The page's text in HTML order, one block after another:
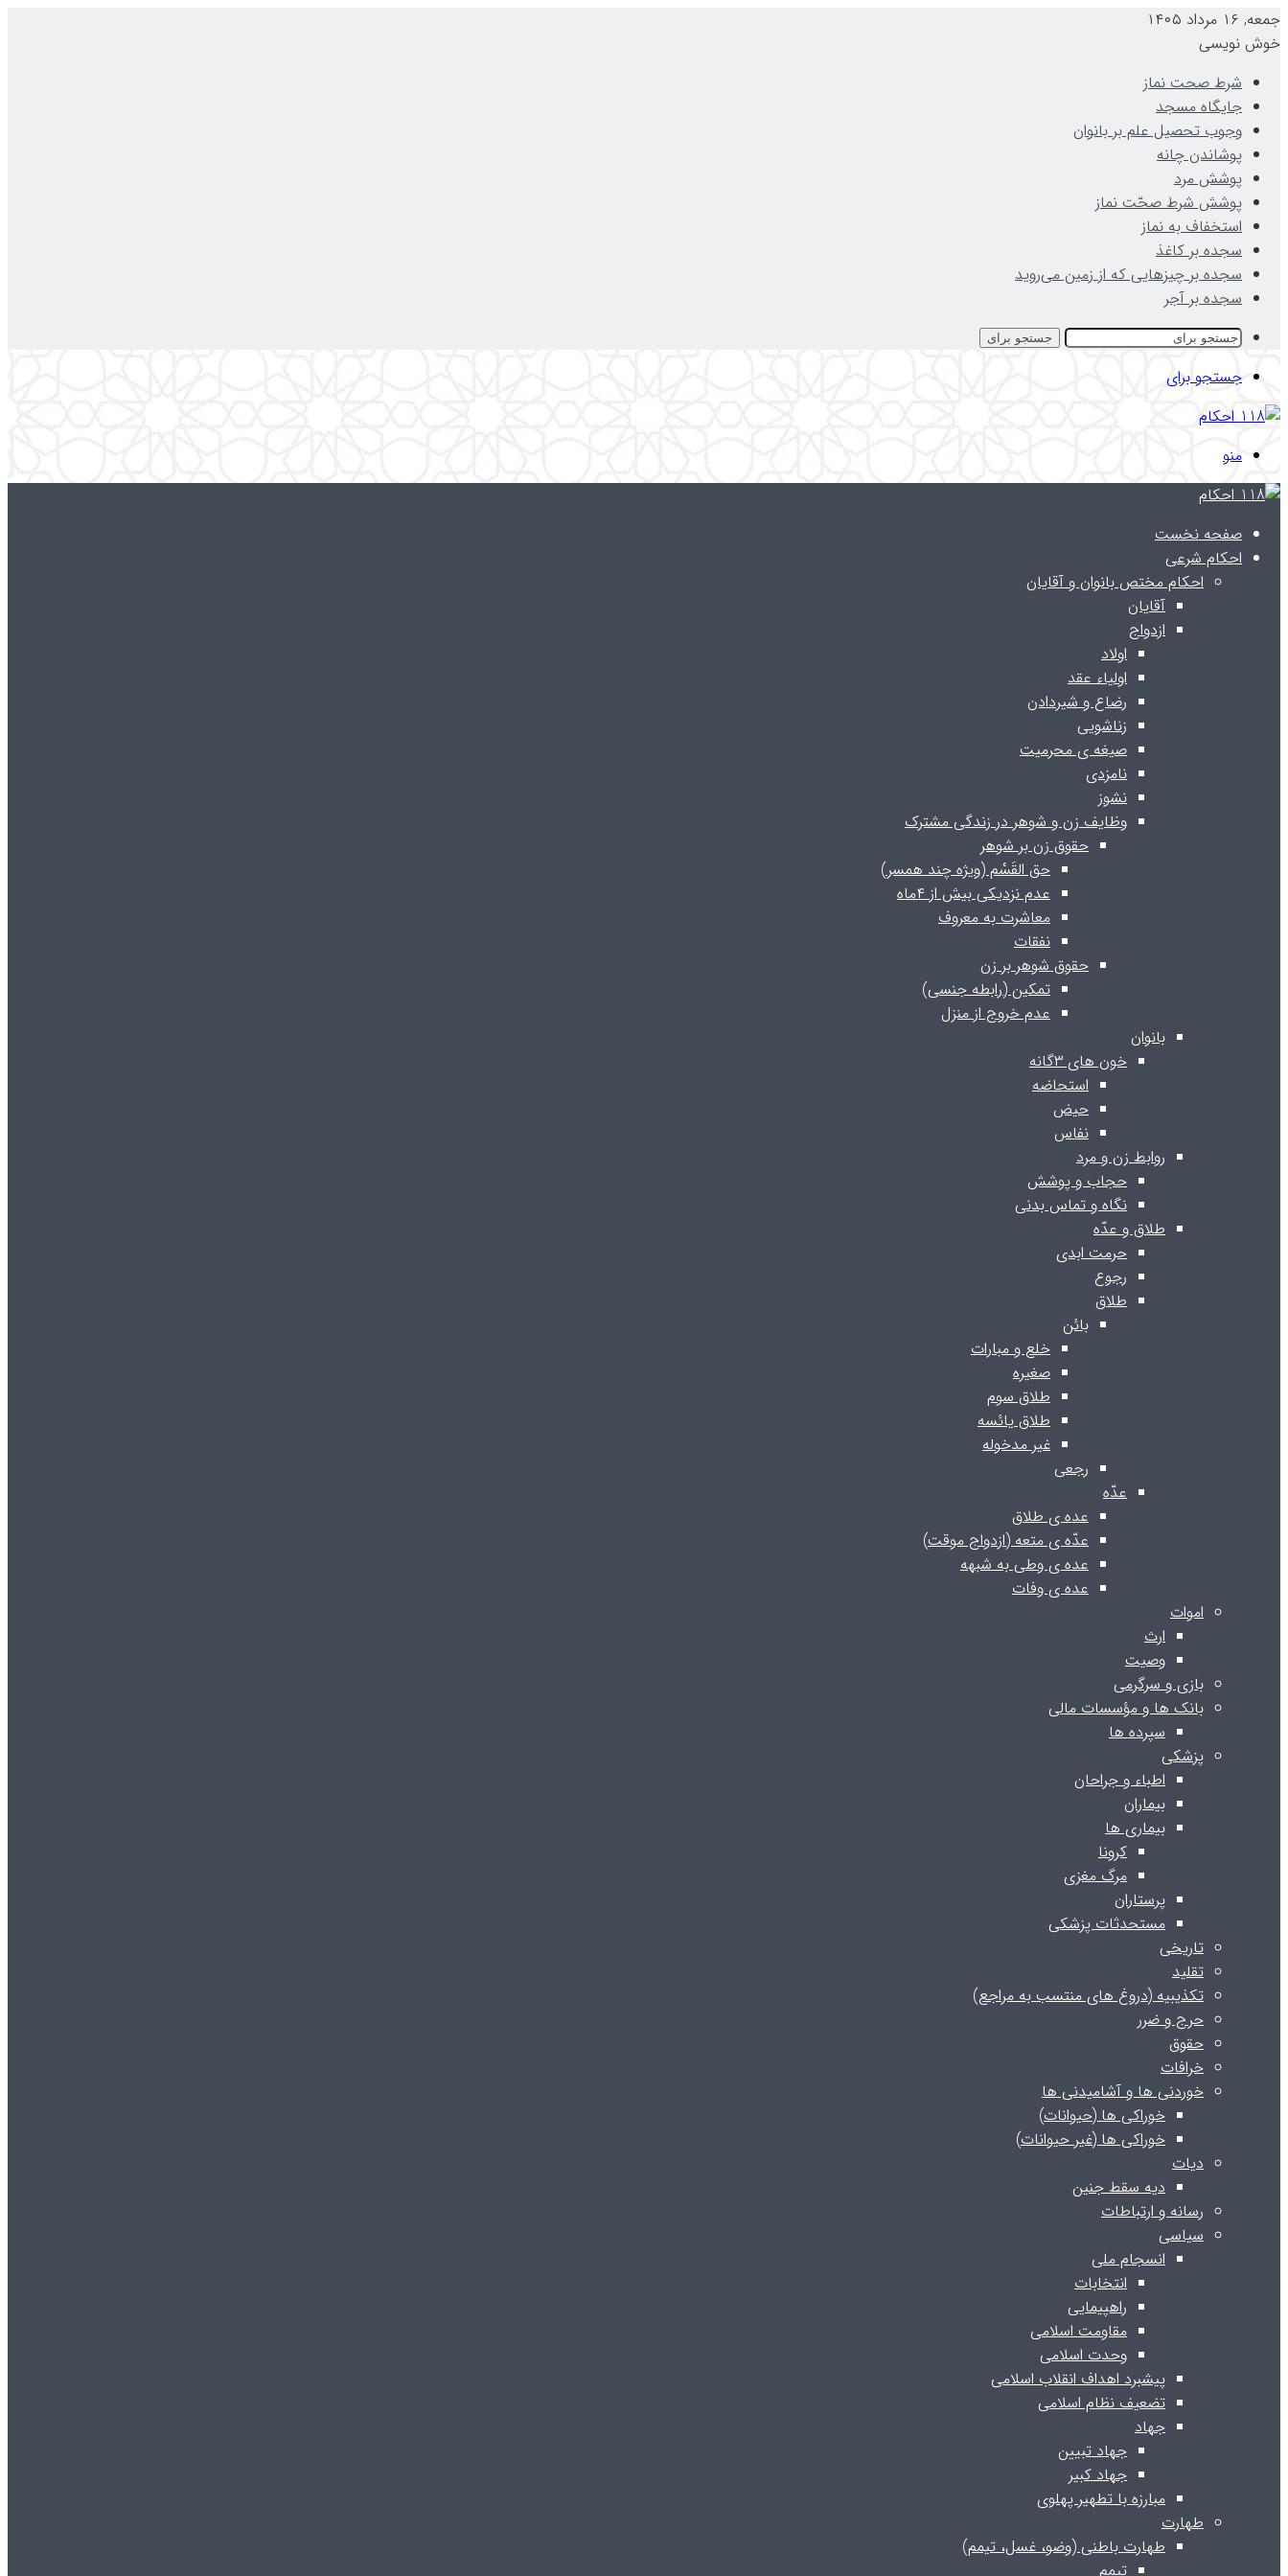
جمعه, ۱۶ مرداد ۱۴۰۵
خوش نویسی
شرط صحت نماز
جایگاه مسجد
وجوب تحصیل علم بر بانوان
پوشاندن چانه
پوشش مرد
پوشش شرط صحّت نماز
استخفاف به نماز
سجده بر کاغذ
سجده بر چیزهایی که از زمین می‌روید
سجده بر آجر
جستجو برای
جستجو برای
منو
صفحه نخست
احکام شرعی
احکام مختص بانوان و آقایان
آقایان
ازدواج
اولاد
اولیاء عقد
رضاع و شیردادن
زناشویی
صیغه ی محرمیت
نامزدی
نشوز
وظایف زن و شوهر در زندگی مشترک
حقوق زن بر شوهر
حق القَسْم (ویژه چند همسر)
عدم نزدیکی بیش از ۴ماه
معاشرت به معروف
نفقات
حقوق شوهر بر زن
تمکین (رابطه جنسی)
عدم خروج از منزل
بانوان
خون های ۳گانه
استحاضه
حیض
نفاس
روابط زن و مرد
حجاب و پوشش
نگاه و تماس بدنی
طلاق و عدّه
حرمت ابدی
رجوع
طلاق
بائن
خلع و مبارات
صغیره
طلاق سوم
طلاق یائسه
غیر مدخوله
رجعی
عدّه
عده ی طلاق
عدّه ی متعه (ازدواج موقت)
عده ی وطی به شبهه
عده ی وفات
اموات
ارث
وصیت
بازی و سرگرمی
بانک ها و مؤسسات مالی
سپرده ها
پزشکی
اطباء و جراحان
بیماران
بیماری ها
کرونا
مرگ مغزی
پرستاران
مستحدثات پزشکی
تاریخی
تقلید
تکذیبیه (دروغ های منتسب به مراجع)
حرج و ضرر
حقوق
خرافات
خوردنی ها و آشامیدنی ها
خوراکی ها (حیوانات)
خوراکی ها (غیر حیوانات)
دیات
دیه سقط جنین
رسانه و ارتباطات
سیاسی
انسجام ملی
انتخابات
راهپیمایی
مقاومت اسلامی
وحدت اسلامی
پیشبرد اهداف انقلاب اسلامی
تضعیف نظام اسلامی
جهاد
جهاد تبیین
جهاد کبیر
مبارزه با تطهیر پهلوی
طهارت
طهارت باطنی (وضو، غسل، تیمم)
تیمم